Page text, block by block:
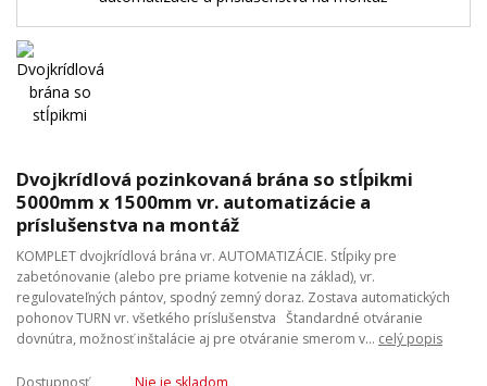
Dvojkrídlová pozinkovaná brána so stĺpikmi
5000mm x 1500mm vr. automatizácie a
príslušenstva na montáž
KOMPLET dvojkrídlová brána vr. AUTOMATIZÁCIE. Stĺpiky pre
zabetónovanie (alebo pre priame kotvenie na základ), vr.
regulovateľných pántov, spodný zemný doraz. Zostava automatických
pohonov TURN vr. všetkého príslušenstva Štandardné otváranie
dovnútra, možnosť inštalácie aj pre otváranie smerom v... celý popis